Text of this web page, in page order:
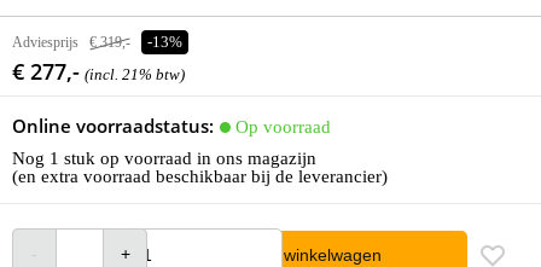
Adviesprijs € 319,- -13%
€ 277,- (incl. 21% btw)
Online voorraadstatus:
Op voorraad
Nog 1 stuk op voorraad in ons magazijn
(en extra voorraad beschikbaar bij de leverancier)
In winkelwagen